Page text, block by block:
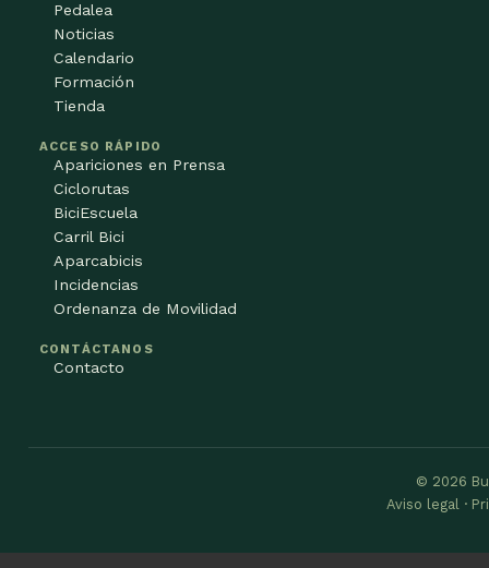
Pedalea
Noticias
Calendario
Formación
Tienda
ACCESO RÁPIDO
Apariciones en Prensa
Ciclorutas
BiciEscuela
Carril Bici
Aparcabicis
Incidencias
Ordenanza de Movilidad
CONTÁCTANOS
Contacto
© 2026
Aviso legal ·